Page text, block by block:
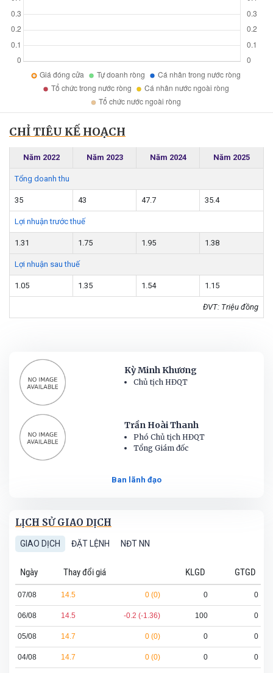
CHỈ TIÊU KẾ HOẠCH
Năm 2022 Năm 2023 Năm 2024 Năm 2025
Tổng doanh thu
35 43 47.7 35.4
Lợi nhuận trước thuế
1.31 1.75 1.95 1.38
Lợi nhuận sau thuế
1.05 1.35 1.54 1.15
ĐVT: Triệu đồng
Kỳ Minh Khương
Chủ tịch HĐQT
Trần Hoài Thanh
Phó Chủ tịch HĐQT
Tổng Giám đốc
Ban lãnh đạo
LỊCH SỬ GIAO DỊCH
GIAO DỊCH ĐẶT LỆNH NĐT NN
Ngày Thay đổi giá KLGD GTGD
07/08 14.5 0 (0) 0 0
06/08 14.5 -0.2 (-1.36) 100 0
05/08 14.7 0 (0) 0 0
04/08 14.7 0 (0) 0 0